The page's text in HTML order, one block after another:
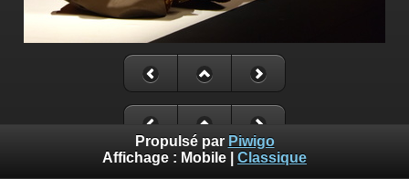
Propulsé par Piwigo
Affichage : Mobile Classique